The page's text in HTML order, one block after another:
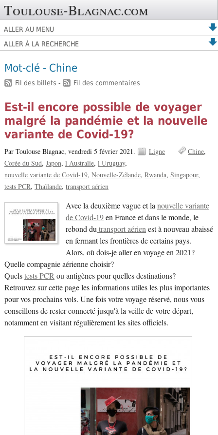
Toulouse-Blagnac.com
ALLER AU MENU
ALLER À LA RECHERCHE
Mot-clé - Chine
Fil des billets - Fil des commentaires
Est-il encore possible de voyager
malgré la pandémie et la nouvelle
variante de Covid-19?
Par Toulouse Blagnac, vendredi 5 février 2021. Ligne
Chine
Corée du Sud Japon l Australie l Uruguay
nouvelle variante de Covid-19 Nouvelle-Zélande Rwanda Singapour
tests PCR Thaïlande transport aérien
Avec la deuxième vague et lanouvelle variante
de Covid-19en France et dans le monde, le
rebond dutransport aérienest à nouveau abaissé
en fermant les frontières de certains pays.
Alors, où dois-je aller en voyage en 2021?
Quelle compagnie aérienne choisir?
Quelstests PCRou antigènes pour quelles destinations?
Retrouvez sur cette page les informations utiles les plus importantes
pour vos prochains vols. Une fois votre voyage réservé, nous vous
conseillons de rester connecté jusqu'à la veille de votre départ,
notamment en visitant régulièrement les sites officiels.